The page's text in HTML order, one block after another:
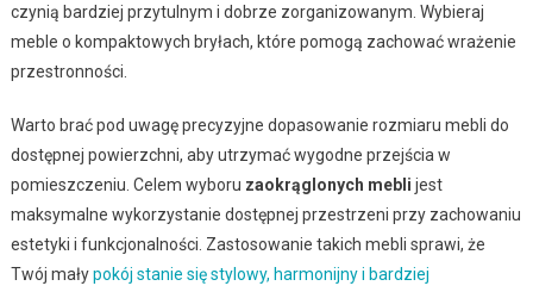
czynią bardziej przytulnym i dobrze zorganizowanym. Wybieraj
meble o kompaktowych bryłach, które pomogą zachować wrażenie
przestronności.
Warto brać pod uwagę precyzyjne dopasowanie rozmiaru mebli do
dostępnej powierzchni, aby utrzymać wygodne przejścia w
pomieszczeniu. Celem wyboru zaokrąglonych mebli jest
maksymalne wykorzystanie dostępnej przestrzeni przy zachowaniu
estetyki i funkcjonalności. Zastosowanie takich mebli sprawi, że
Twój małypokój stanie się stylowy, harmonijny i bardziej